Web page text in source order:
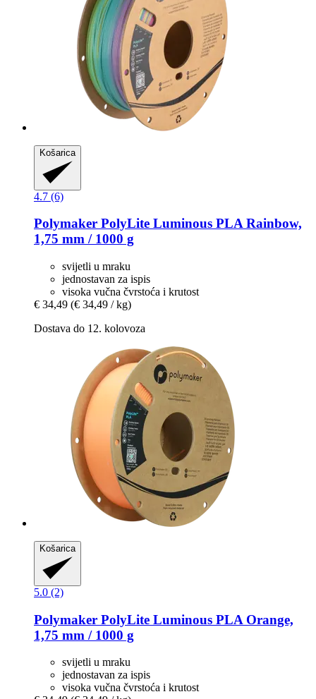
Košarica
4.7 (6)
Polymaker PolyLite Luminous PLA Rainbow,
1,75 mm / 1000 g
svijetli u mraku
jednostavan za ispis
visoka vučna čvrstoća i krutost
€ 34,49 (€ 34,49 / kg)
Dostava do 12. kolovoza
Košarica
5.0 (2)
Polymaker PolyLite Luminous PLA Orange,
1,75 mm / 1000 g
svijetli u mraku
jednostavan za ispis
visoka vučna čvrstoća i krutost